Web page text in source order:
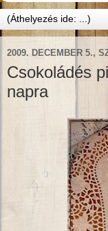
2009. DECEMBER 5.,
Csokoládés
napra